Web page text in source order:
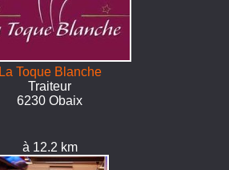
La Toque Blanche
Traiteur
6230 Obaix
à 12.2 km